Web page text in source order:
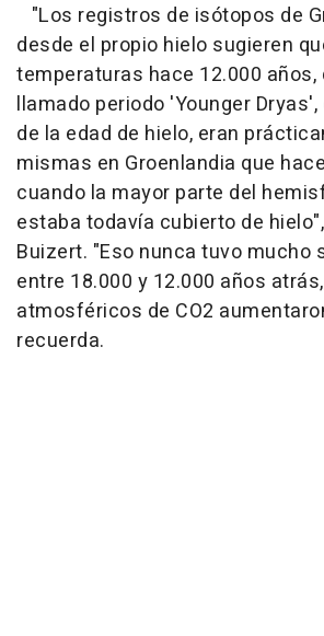
"Los registros de isótopos de
desde el propio hielo sugieren
temperaturas hace 12.000 años,
llamado periodo 'Younger
de la edad de hielo, eran
mismas en Groenlandia que
cuando la mayor parte del
estaba todavía cubierto de
Buizert. "Eso nunca tuvo mucho
entre 18.000 y 12.000 años
atmosféricos de CO2
recuerda.